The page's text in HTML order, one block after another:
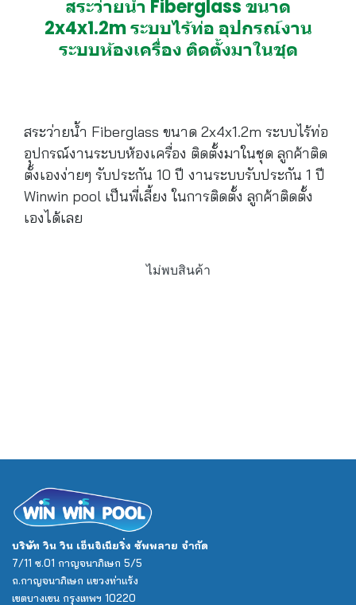
สระว่ายน้ำ Fiberglass ขนาด
2x4x1.2m ระบบไร้ท่อ อุปกรณ์งาน
ระบบห้องเครื่อง ติดตั้งมาในชุด
สระว่ายน้ำ Fiberglass ขนาด 2x4x1.2m ระบบไร้ท่อ
อุปกรณ์งานระบบห้องเครื่อง ติดตั้งมาในชุด ลูกค้าติด
ตั้งเองง่ายๆ รับประกัน 10 ปี งานระบบรับประกัน 1 ปี
Winwin pool เป็นพี่เลี้ยง ในการติดตั้ง ลูกค้าติดตั้ง
เองได้เลย
ไม่พบสินค้า
บริษัท วิน วิน เอ็นจิเนียริ่ง ซัพพลาย จำกัด
7/11 ซ.01 กาญจนาภิเษก 5/5
ถ.กาญจนาภิเษก แขวงท่าแร้ง
เขตบางเขน กรุงเทพฯ 10220